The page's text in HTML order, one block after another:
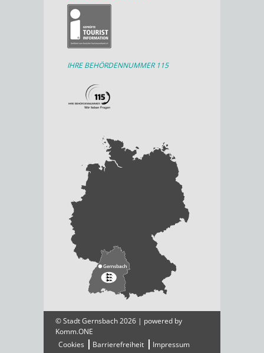
IHRE BEHÖRDENNUMMER 115
© Stadt Gernsbach 2026 | powered by
Komm.ONE
Cookies
Barrierefreiheit Impressum